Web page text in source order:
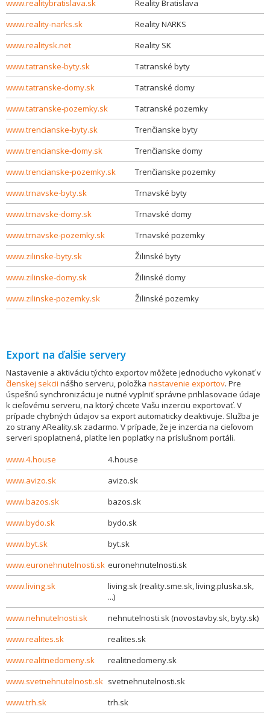
www.realitybratislava.sk
Reality Bratislava
www.reality-narks.sk
Reality NARKS
www.realitysk.net
Reality SK
www.tatranske-byty.sk
Tatranské byty
www.tatranske-domy.sk
Tatranské domy
www.tatranske-pozemky.sk
Tatranské pozemky
www.trencianske-byty.sk
Trenčianske byty
www.trencianske-domy.sk
Trenčianske domy
www.trencianske-pozemky.sk
Trenčianske pozemky
www.trnavske-byty.sk
Trnavské byty
www.trnavske-domy.sk
Trnavské domy
www.trnavske-pozemky.sk
Trnavské pozemky
www.zilinske-byty.sk
Žilinské byty
www.zilinske-domy.sk
Žilinské domy
www.zilinske-pozemky.sk
Žilinské pozemky
Export na ďalšie servery
Nastavenie a aktiváciu týchto exportov môžete jednoducho vykonať v
členskej sekcii nášho serveru, položka nastavenie exportov. Pre
úspešnú synchronizáciu je nutné vyplniť správne prihlasovacie údaje
k cieľovému serveru, na ktorý chcete Vašu inzerciu exportovať. V
prípade chybných údajov sa export automaticky deaktivuje. Služba je
zo strany AReality.sk zadarmo. V prípade, že je inzercia na cieľovom
serveri spoplatnená, platíte len poplatky na príslušnom portáli.
www.4.house
4.house
www.avizo.sk
avizo.sk
www.bazos.sk
bazos.sk
www.bydo.sk
bydo.sk
www.byt.sk
byt.sk
www.euronehnutelnosti.sk euronehnutelnosti.sk
www.living.sk
living.sk (reality.sme.sk, living.pluska.sk,
...)
www.nehnutelnosti.sk
nehnutelnosti.sk (novostavby.sk, byty.sk)
www.realites.sk
realites.sk
www.realitnedomeny.sk
realitnedomeny.sk
www.svetnehnutelnosti.sk svetnehnutelnosti.sk
www.trh.sk
trh.sk